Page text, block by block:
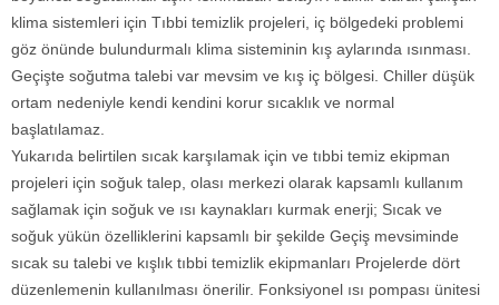
klima sistemleri için Tıbbi temizlik projeleri, iç bölgedeki problemi
göz önünde bulundurmalı klima sisteminin kış aylarında ısınması.
Geçişte soğutma talebi var mevsim ve kış iç bölgesi. Chiller düşük
ortam nedeniyle kendi kendini korur sıcaklık ve normal
başlatılamaz.
Yukarıda belirtilen sıcak karşılamak için ve tıbbi temiz ekipman
projeleri için soğuk talep, olası merkezi olarak kapsamlı kullanım
sağlamak için soğuk ve ısı kaynakları kurmak enerji; Sıcak ve
soğuk yükün özelliklerini kapsamlı bir şekilde Geçiş mevsiminde
sıcak su talebi ve kışlık tıbbi temizlik ekipmanları Projelerde dört
düzenlemenin kullanılması önerilir. Fonksiyonel ısı pompası ünitesi